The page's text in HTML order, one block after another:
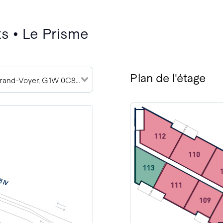
• Le Prisme
2905 Rue du Grand-Voyer, G1W 0C8 (4) Plan de l'étage